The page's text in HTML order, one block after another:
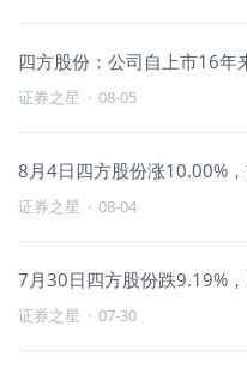
四方股份：公司自上市16年
证券之星 · 08-05
8月4日四方股份涨10.00%
证券之星 · 08-04
7月30日四方股份跌9.19%
证券之星 · 07-30